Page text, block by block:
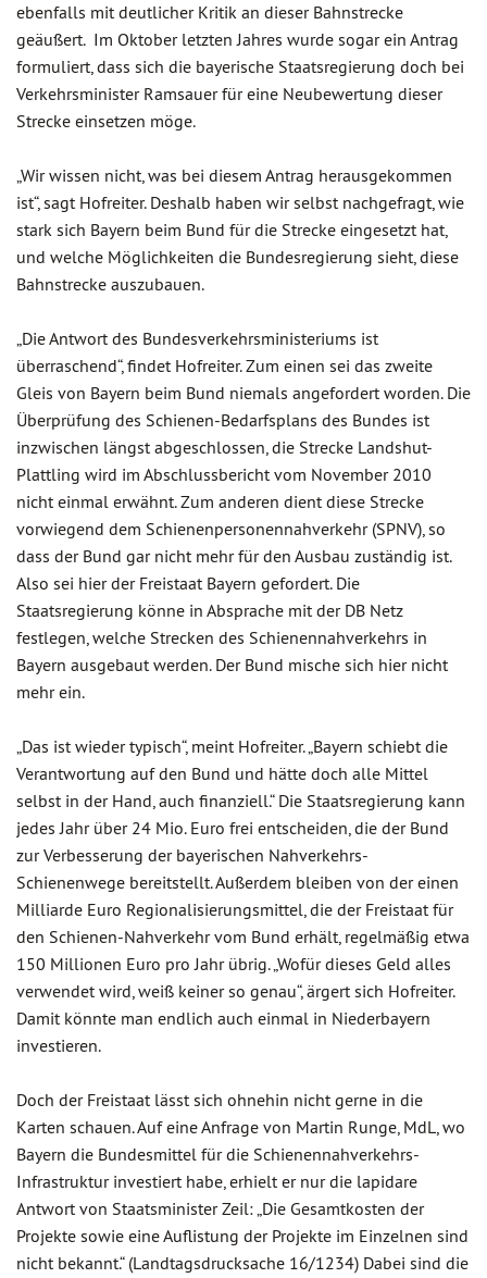
ebenfalls mit deutlicher Kritik an dieser Bahnstrecke
geäußert. Im Oktober letzten Jahres wurde sogar ein Antrag
formuliert, dass sich die bayerische Staatsregierung doch bei
Verkehrsminister Ramsauer für eine Neubewertung dieser
Strecke einsetzen möge.
„Wir wissen nicht, was bei diesem Antrag herausgekommen
ist“, sagt Hofreiter. Deshalb haben wir selbst nachgefragt, wie
stark sich Bayern beim Bund für die Strecke eingesetzt hat,
und welche Möglichkeiten die Bundesregierung sieht, diese
Bahnstrecke auszubauen.
„Die Antwort des Bundesverkehrsministeriums ist
überraschend“, findet Hofreiter. Zum einen sei das zweite
Gleis von Bayern beim Bund niemals angefordert worden. Die
Überprüfung des Schienen-Bedarfsplans des Bundes ist
inzwischen längst abgeschlossen, die Strecke Landshut-
Plattling wird im Abschlussbericht vom November 2010
nicht einmal erwähnt. Zum anderen dient diese Strecke
vorwiegend dem Schienenpersonennahverkehr (SPNV), so
dass der Bund gar nicht mehr für den Ausbau zuständig ist.
Also sei hier der Freistaat Bayern gefordert. Die
Staatsregierung könne in Absprache mit der DB Netz
festlegen, welche Strecken des Schienennahverkehrs in
Bayern ausgebaut werden. Der Bund mische sich hier nicht
mehr ein.
„Das ist wieder typisch“, meint Hofreiter. „Bayern schiebt die
Verantwortung auf den Bund und hätte doch alle Mittel
selbst in der Hand, auch finanziell.“ Die Staatsregierung kann
jedes Jahr über 24 Mio. Euro frei entscheiden, die der Bund
zur Verbesserung der bayerischen Nahverkehrs-
Schienenwege bereitstellt. Außerdem bleiben von der einen
Milliarde Euro Regionalisierungsmittel, die der Freistaat für
den Schienen-Nahverkehr vom Bund erhält, regelmäßig etwa
150 Millionen Euro pro Jahr übrig. „Wofür dieses Geld alles
verwendet wird, weiß keiner so genau“, ärgert sich Hofreiter.
Damit könnte man endlich auch einmal in Niederbayern
investieren.
Doch der Freistaat lässt sich ohnehin nicht gerne in die
Karten schauen. Auf eine Anfrage von Martin Runge, MdL, wo
Bayern die Bundesmittel für die Schienennahverkehrs-
Infrastruktur investiert habe, erhielt er nur die lapidare
Antwort von Staatsminister Zeil: „Die Gesamtkosten der
Projekte sowie eine Auflistung der Projekte im Einzelnen sind
nicht bekannt.“ (Landtagsdrucksache 16/1234) Dabei sind die